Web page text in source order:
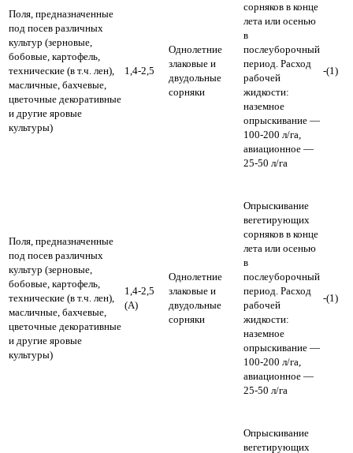
Поля, предназначенные
под посев различных
культур (зерновые,
бобовые, картофель,
технические (в т.ч. лен),
масличные, бахчевые,
цветочные декоративные
и другие яровые
культуры)
1,4-2,5
Однолетние
злаковые и
двудольные
сорняки
сорняков в конце
лета или осенью
в
послеуборочный
период. Расход
рабочей
жидкости:
наземное
опрыскивание —
100-200 л/га,
авиационное —
25-50 л/га
-(1)
Поля, предназначенные
под посев различных
культур (зерновые,
бобовые, картофель,
технические (в т.ч. лен),
масличные, бахчевые,
цветочные декоративные
и другие яровые
культуры)
1,4-2,5
(А)
Однолетние
злаковые и
двудольные
сорняки
Опрыскивание
вегетирующих
сорняков в конце
лета или осенью
в
послеуборочный
период. Расход
рабочей
жидкости:
наземное
опрыскивание —
100-200 л/га,
авиационное —
25-50 л/га
-(1)
Опрыскивание
вегетирующих